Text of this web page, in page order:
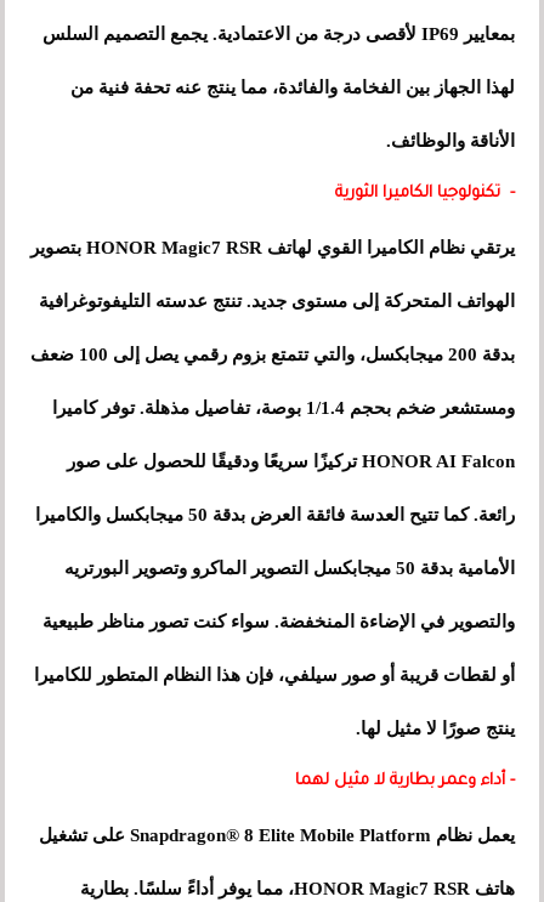
بمعايير IP69 لأقصى درجة من الاعتمادية. يجمع التصميم السلس
لهذا الجهاز بين الفخامة والفائدة، مما ينتج عنه تحفة فنية من
الأناقة والوظائف.
- تكنولوجيا الكاميرا الثورية
يرتقي نظام الكاميرا القوي لهاتف HONOR Magic7 RSR بتصوير
الهواتف المتحركة إلى مستوى جديد. تنتج عدسته التليفوتوغرافية
بدقة 200 ميجابكسل، والتي تتمتع بزوم رقمي يصل إلى 100 ضعف
ومستشعر ضخم بحجم 1/1.4 بوصة، تفاصيل مذهلة. توفر كاميرا
HONOR AI Falcon تركيزًا سريعًا ودقيقًا للحصول على صور
رائعة. كما تتيح العدسة فائقة العرض بدقة 50 ميجابكسل والكاميرا
الأمامية بدقة 50 ميجابكسل التصوير الماكرو وتصوير البورتريه
والتصوير في الإضاءة المنخفضة. سواء كنت تصور مناظر طبيعية
أو لقطات قريبة أو صور سيلفي، فإن هذا النظام المتطور للكاميرا
ينتج صورًا لا مثيل لها.
- أداء وعمر بطارية لا مثيل لهما
يعمل نظام Snapdragon® 8 Elite Mobile Platform على تشغيل
هاتف HONOR Magic7 RSR، مما يوفر أداءً سلسًا. بطارية